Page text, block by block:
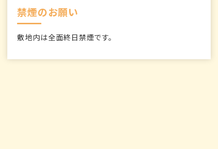
禁煙のお願い
敷地内は全面終日禁煙です。